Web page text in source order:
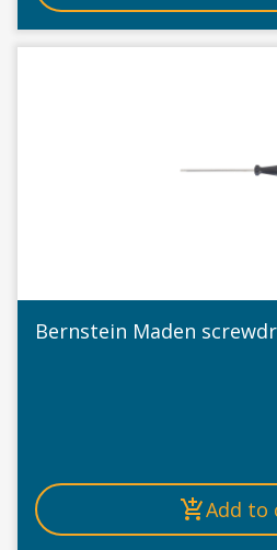
Bernstein Maden
Add to